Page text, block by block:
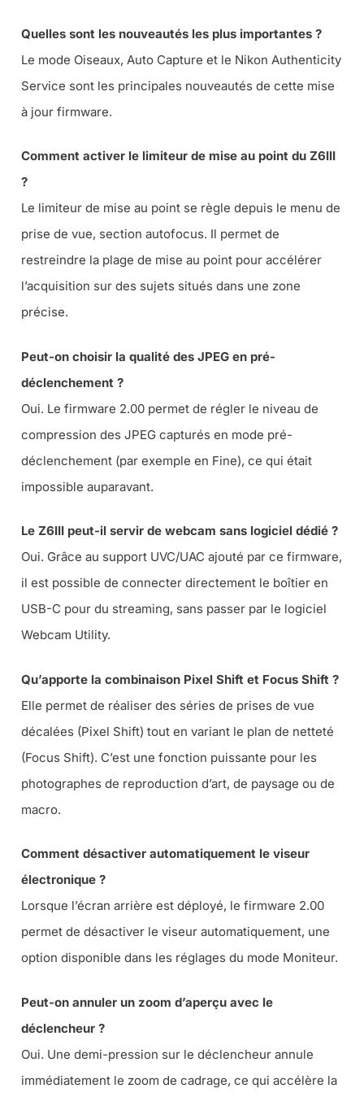
Quelles sont les nouveautés les plus importantes ?
Le mode Oiseaux, Auto Capture et le Nikon Authenticity
Service sont les principales nouveautés de cette mise
à jour firmware.
Comment activer le limiteur de mise au point du Z6III
?
Le limiteur de mise au point se règle depuis le menu de
prise de vue, section autofocus. Il permet de
restreindre la plage de mise au point pour accélérer
l’acquisition sur des sujets situés dans une zone
précise.
Peut-on choisir la qualité des JPEG en pré-
déclenchement ?
Oui. Le firmware 2.00 permet de régler le niveau de
compression des JPEG capturés en mode pré-
déclenchement (par exemple en Fine), ce qui était
impossible auparavant.
Le Z6III peut-il servir de webcam sans logiciel dédié ?
Oui. Grâce au support UVC/UAC ajouté par ce firmware,
il est possible de connecter directement le boîtier en
USB-C pour du streaming, sans passer par le logiciel
Webcam Utility.
Qu’apporte la combinaison Pixel Shift et Focus Shift ?
Elle permet de réaliser des séries de prises de vue
décalées (Pixel Shift) tout en variant le plan de netteté
(Focus Shift). C’est une fonction puissante pour les
photographes de reproduction d’art, de paysage ou de
macro.
Comment désactiver automatiquement le viseur
électronique ?
Lorsque l’écran arrière est déployé, le firmware 2.00
permet de désactiver le viseur automatiquement, une
option disponible dans les réglages du mode Moniteur.
Peut-on annuler un zoom d’aperçu avec le
déclencheur ?
Oui. Une demi-pression sur le déclencheur annule
immédiatement le zoom de cadrage, ce qui accélère la